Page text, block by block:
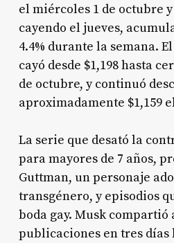
el miércoles 1 de octubre
cayendo el jueves,
4.4% durante la semana.
cayó desde $1,198 hasta
de octubre, y continuó
aproximadamente $1,159
La serie que desató la
para mayores de 7 años,
Guttman, un personaje
transgénero, y episodios
boda gay. Musk compartió
publicaciones en tres